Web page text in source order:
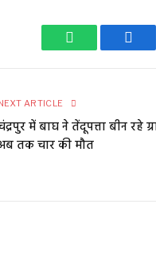
WhatsApp
ARTICLE
में बाघ ने तेंदूपत्ता बीन रहे
तक चार की मौत